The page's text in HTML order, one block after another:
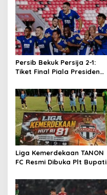
v
i
g
a
t
i
o
n
Persib Bekuk Persija 2-1:
Tiket Final Piala Presiden
Liga Kemerdekaan TANON
FC Resmi Dibuka Plt Bupati